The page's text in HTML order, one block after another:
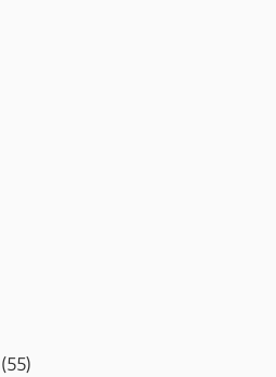
(55)